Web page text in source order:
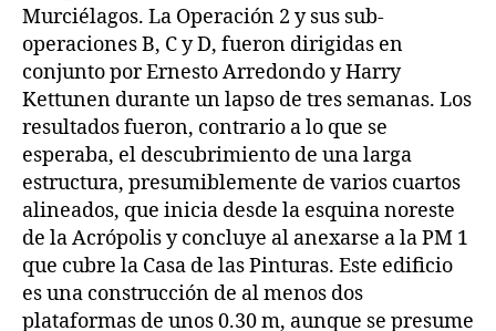
Murciélagos. La Operación 2 y sus sub-
operaciones B, C y D, fueron dirigidas en
conjunto por Ernesto Arredondo y Harry
Kettunen durante un lapso de tres semanas. Los
resultados fueron, contrario a lo que se
esperaba, el descubrimiento de una larga
estructura, presumiblemente de varios cuartos
alineados, que inicia desde la esquina noreste
de la Acrópolis y concluye al anexarse a la PM 1
que cubre la Casa de las Pinturas. Este edificio
es una construcción de al menos dos
plataformas de unos 0.30 m, aunque se presume